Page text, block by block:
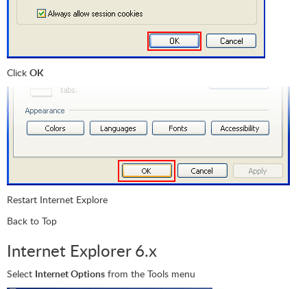
Click OK
Restart Internet Explore
Back to Top
Internet Explorer 6.x
Select Internet Options from the Tools menu